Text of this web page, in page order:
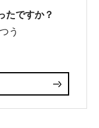
たですか？
う